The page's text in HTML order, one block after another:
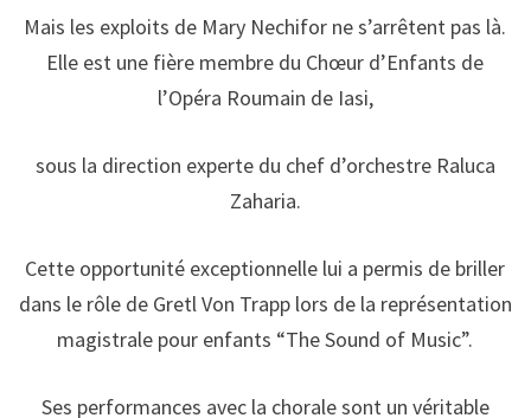
Mais les exploits de Mary Nechifor ne s’arrêtent pas là.
Elle est une fière membre du Chœur d’Enfants de
l’Opéra Roumain de Iasi,
sous la direction experte du chef d’orchestre Raluca
Zaharia.
Cette opportunité exceptionnelle lui a permis de briller
dans le rôle de Gretl Von Trapp lors de la représentation
magistrale pour enfants “The Sound of Music”.
Ses performances avec la chorale sont un véritable